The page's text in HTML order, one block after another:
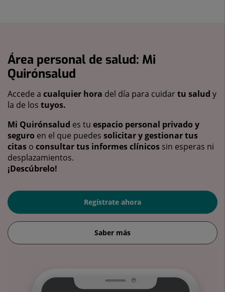
Área personal de salud: Mi
Quirónsalud
Accede a cualquier hora del día para cuidartu salud y
la de los tuyos.
Mi Quirónsalud es tu espacio personal privado y
seguro en el que puedes solicitar y gestionar tus
citas o consultar tus informes clínicos sin esperas ni
desplazamientos.
¡Descúbrelo!
Regístrate ahora
Saber más